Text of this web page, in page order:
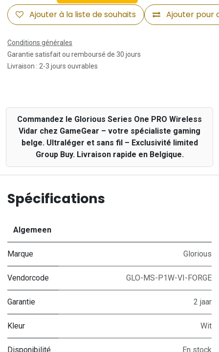
Ajouter pour
Ajouter à la liste de souhaits
Conditions générales
Garantie satisfait ou remboursé de 30 jours
Livraison : 2-3 jours ouvrables
Commandez le Glorious Series One PRO Wireless
Vidar chez GameGear – votre spécialiste gaming
belge. Ultraléger et sans fil – Exclusivité limited
Group Buy. Livraison rapide en Belgique.
Spécifications
Algemeen
Marque Glorious
Vendorcode GLO-MS-P1W-VI-FORGE
Garantie 2 jaar
Kleur Wit
Disponibilité En stock